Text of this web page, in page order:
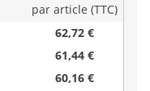
par article (TTC)
62,72 €
61,44 €
60,16 €